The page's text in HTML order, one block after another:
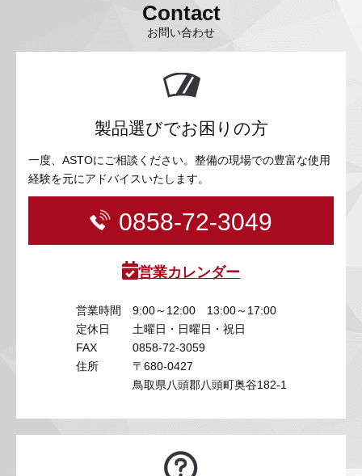
Contact
お問い合わせ
製品選びでお困りの方
一度、ASTOにご相談ください。整備の現場での豊富な使用
経験を元にアドバイスいたします。
0858-72-3049
営業カレンダー
営業時間
9:00～12:00 13:00～17:00
定休日
土曜日・日曜日・祝日
FAX
0858-72-3059
住所
〒680-0427
鳥取県八頭郡八頭町奥谷182-1